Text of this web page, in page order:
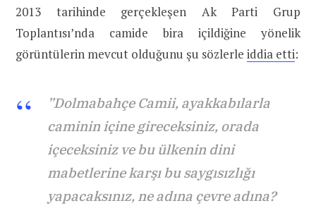
2013 tarihinde gerçekleşen Ak Parti Grup
Toplantısı’nda camide bira içildiğine yönelik
görüntülerin mevcut olduğunu şu sözlerle iddia etti:
”Dolmabahçe Camii, ayakkabılarla
caminin içine gireceksiniz, orada
içeceksiniz ve bu ülkenin dini
mabetlerine karşı bu saygısızlığı
yapacaksınız, ne adına çevre adına?